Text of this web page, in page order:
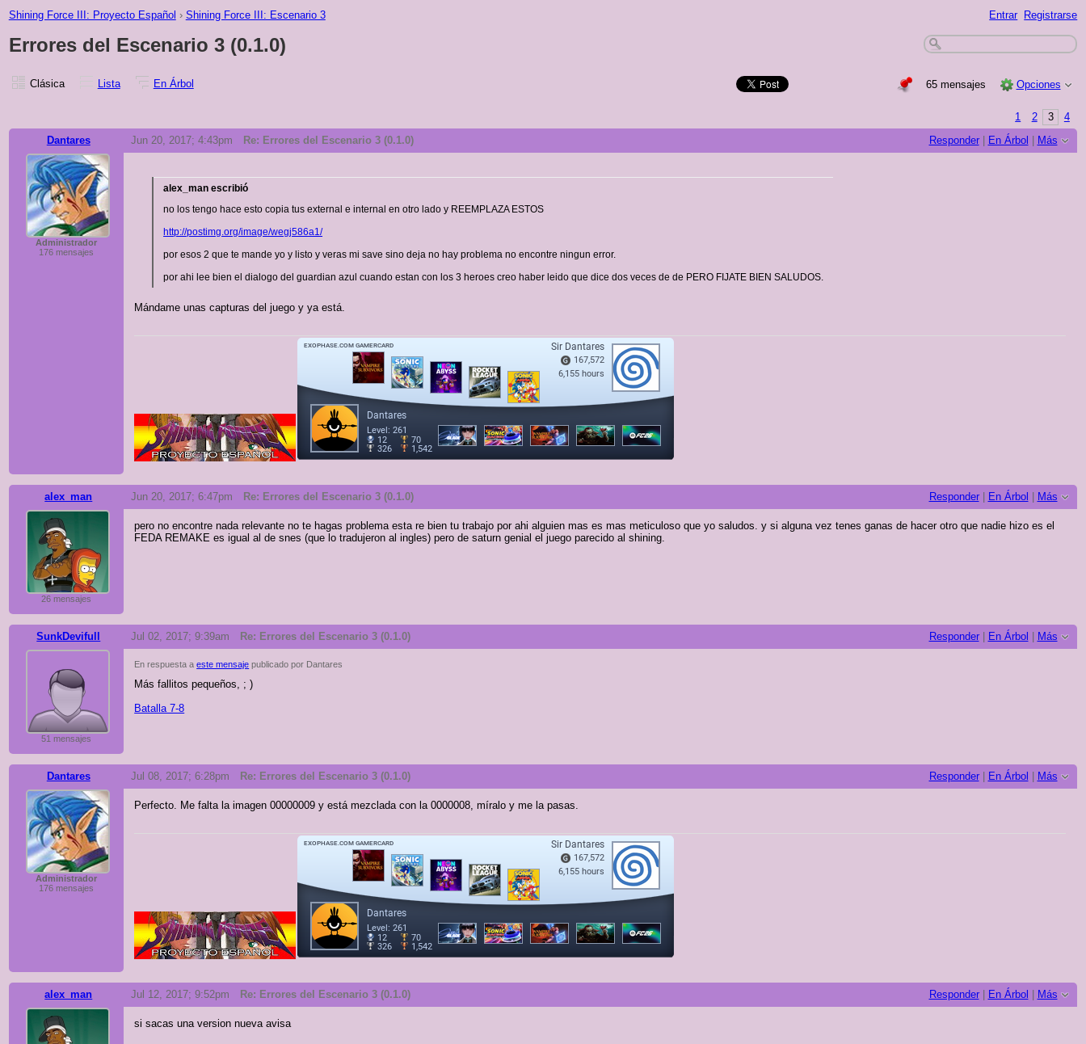
Shining Force III: Proyecto Español › Shining Force III: Escenario 3 Entrar Registrarse
Errores del Escenario 3 (0.1.0)
Clásica Lista En Árbol 65 mensajes Opciones
1 2 3
4
Dantares
Responder| En Árbol Más
Jun 20, 2017; 4:43pm Re: Errores del Escenario 3 (0.1.0)
Administrador
176 mensajes
alex_man escribió
no los tengo hace esto copia tus external e internal en otro lado y REEMPLAZA ESTOS
http://postimg.org/image/wegj586a1/
por esos 2 que te mande yo y listo y veras mi save sino deja no hay problema no encontre ningun error.
por ahi lee bien el dialogo del guardian azul cuando estan con los 3 heroes creo haber leido que dice dos veces de de PERO FIJATE BIEN SALUDOS.
Mándame unas capturas del juego y ya está.
alex_man Responder| En Árbol Más
Jun 20, 2017; 6:47pm Re: Errores del Escenario 3 (0.1.0)
26 mensajes
pero no encontre nada relevante no te hagas problema esta re bien tu trabajo por ahi alguien mas es mas meticuloso que yo saludos. y si alguna vez tenes ganas de hacer otro que nadie hizo es el
FEDA REMAKE es igual al de snes (que lo tradujeron al ingles) pero de saturn genial el juego parecido al shining.
SunkDevifull Responder| En Árbol Más
Jul 02, 2017; 9:39am Re: Errores del Escenario 3 (0.1.0)
51 mensajes
En respuesta aeste mensaje publicado por Dantares
Más fallitos pequeños, ; )
Batalla 7-8
Dantares Responder| En Árbol Más
Jul 08, 2017; 6:28pm Re: Errores del Escenario 3 (0.1.0)
Administrador
176 mensajes
Perfecto. Me falta la imagen 00000009 y está mezclada con la 0000008, míralo y me la pasas.
alex_man Responder| En Árbol Más
Jul 12, 2017; 9:52pm Re: Errores del Escenario 3 (0.1.0)
si sacas una version nueva avisa